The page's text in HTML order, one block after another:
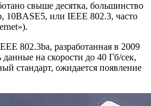
свыше десятка, большинство
10BASE5, или IEEE 802.3, часто
802.3ba, разработанная в 2009
данные на скорости до 40 Гб/сек,
стандарт, ожидается появление